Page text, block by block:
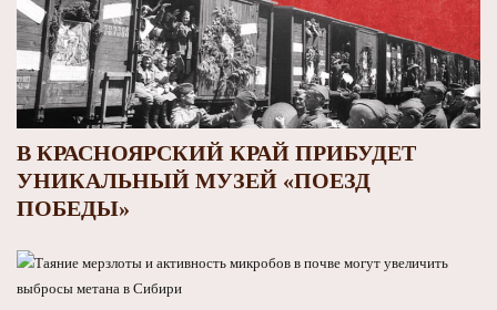
В КРАСНОЯРСКИЙ КРАЙ ПРИБУДЕТ
УНИКАЛЬНЫЙ МУЗЕЙ «ПОЕЗД
ПОБЕДЫ»